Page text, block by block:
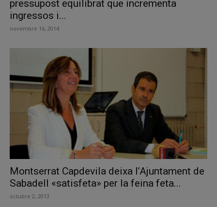
pressupost equilibrat que incrementa
ingressos i...
novembre 16, 2014
Montserrat Capdevila deixa l’Ajuntament de
Sabadell «satisfeta» per la feina feta...
octubre 2, 2013